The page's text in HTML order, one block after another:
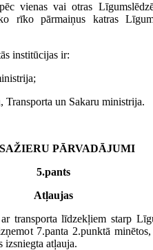
vienas vai otras
rīko pārmaiņus katras
institūcijas ir:
un Sakaru ministrija.
PĀRVADĀJUMI
5.pants
Atļaujas
transporta līdzekļiem starp
7.panta 2.punktā minētos,
izsniegta atļauja.